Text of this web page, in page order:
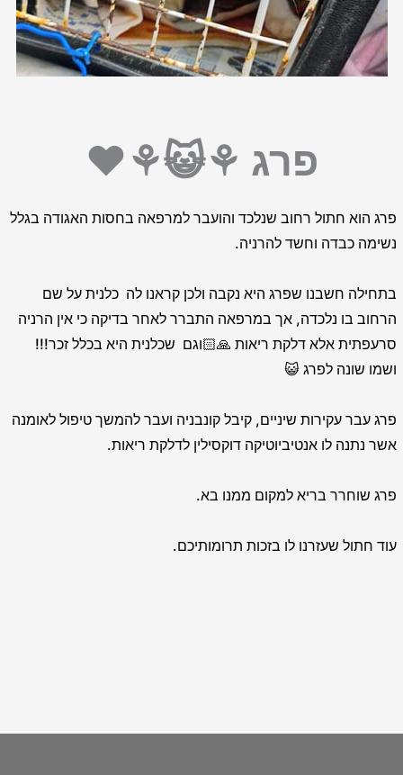
פרג ⚘😺⚘❤️
פרג הוא חתול רחוב שנלכד והועבר למרפאה בחסות האגודה בגלל
נשימה כבדה וחשד להרניה.
בתחילה חשבנו שפרג היא נקבה ולכן קראנו לה כלנית על שם
הרחוב בו נלכדה, אך במרפאה התברר לאחר בדיקה כי אין הרניה
סרעפתית אלא דלקת ריאות 🙏🏻וגם שכלנית היא בכלל זכר!!!
ושמו שונה לפרג 😺
פרג עבר עקירות שיניים, קיבל קונבניה ועבר להמשך טיפול לאומנה
אשר נתנה לו אנטיביוטיקה דוקסילין לדלקת ריאות.
פרג שוחרר בריא למקום ממנו בא.
עוד חתול שעזרנו לו בזכות תרומותיכם.